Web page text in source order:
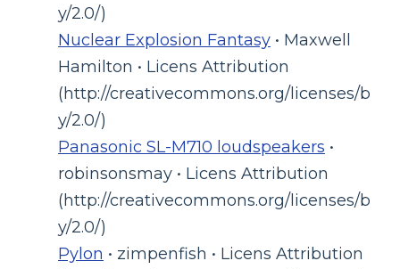
y/2.0/)
Nuclear Explosion Fantasy • Maxwell
Hamilton • Licens Attribution
(http://creativecommons.org/licenses/b
y/2.0/)
Panasonic SL-M710 loudspeakers •
robinsonsmay • Licens Attribution
(http://creativecommons.org/licenses/b
y/2.0/)
Pylon • zimpenfish • Licens Attribution